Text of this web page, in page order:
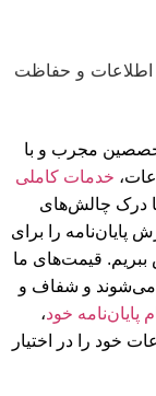
مجرب و با
خدمات کاملی
درک چالش‌های
پایان‌نامه را برای
قیمت‌های ما
می‌شوند و شفاف و
پایان‌نامه خود،
خود را در اختیار